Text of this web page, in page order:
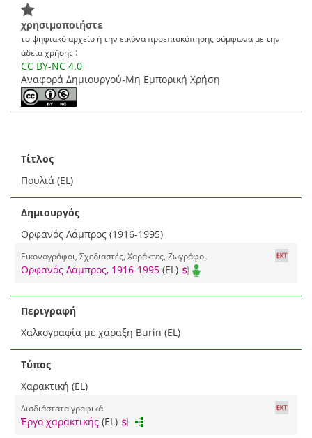
χρησιμοποιήστε
το ψηφιακό αρχείο ή την εικόνα προεπισκόπησης σύμφωνα με την
άδεια χρήσης :
CC BY-NC 4.0
Αναφορά Δημιουργού-Μη Εμπορική Χρήση
Τίτλος
Πουλιά (EL)
Δημιουργός
Ορφανός Λάμπρος (1916-1995)
Εικονογράφοι, Σχεδιαστές, Χαράκτες, Ζωγράφοι
Ορφανός Λάμπρος, 1916-1995 (EL)
Περιγραφή
Χαλκογραφία με χάραξη Burin (EL)
Τύπος
Χαρακτική (EL)
Δισδιάστατα γραφικά
Έργο χαρακτικής (EL)